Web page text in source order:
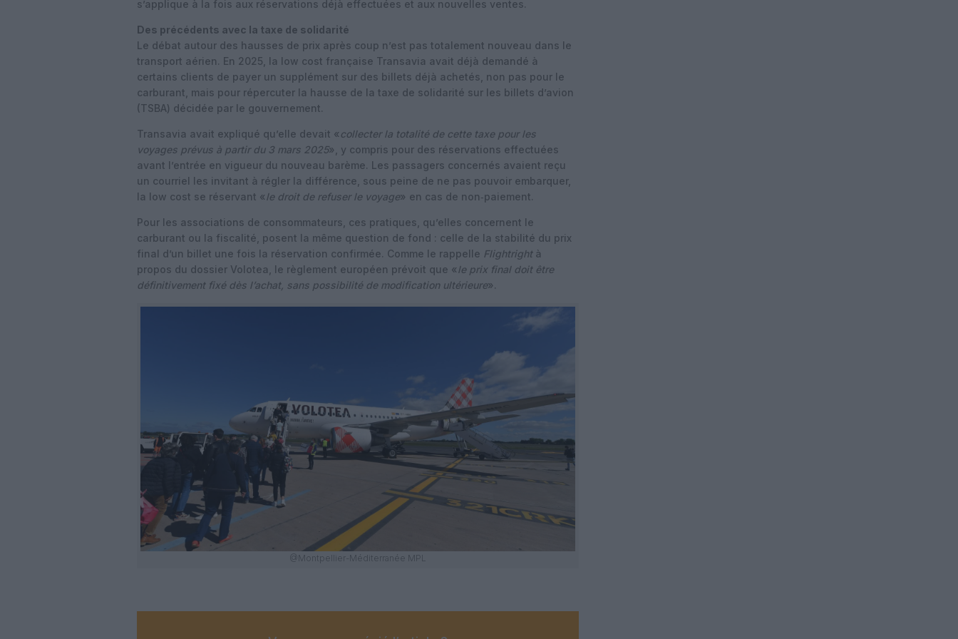
s’applique à la fois aux réservations déjà effectuées et aux nouvelles ventes.
Des précédents avec la taxe de solidarité
Le débat autour des hausses de prix après coup n’est pas totalement nouveau dans le
transport aérien. En 2025, la low cost française Transavia avait déjà demandé à
certains clients de payer un supplément sur des billets déjà achetés, non pas pour le
carburant, mais pour répercuter la hausse de la taxe de solidarité sur les billets d’avion
(TSBA) décidée par le gouvernement.
Transavia avait expliqué qu’elle devait « collecter la totalité de cette taxe pour les
voyages prévus à partir du 3 mars 2025», y compris pour des réservations effectuées
avant l’entrée en vigueur du nouveau barème. Les passagers concernés avaient reçu
un courriel les invitant à régler la différence, sous peine de ne pas pouvoir embarquer,
la low cost se réservant « le droit de refuser le voyage» en cas de non‑paiement.
Pour les associations de consommateurs, ces pratiques, qu’elles concernent le
carburant ou la fiscalité, posent la même question de fond : celle de la stabilité du prix
final d’un billet une fois la réservation confirmée. Comme le rappelle Flightright à
propos du dossier Volotea, le règlement européen prévoit que « le prix final doit être
définitivement fixé dès l’achat, sans possibilité de modification ultérieure».
@Montpellier-Méditerranée MPL